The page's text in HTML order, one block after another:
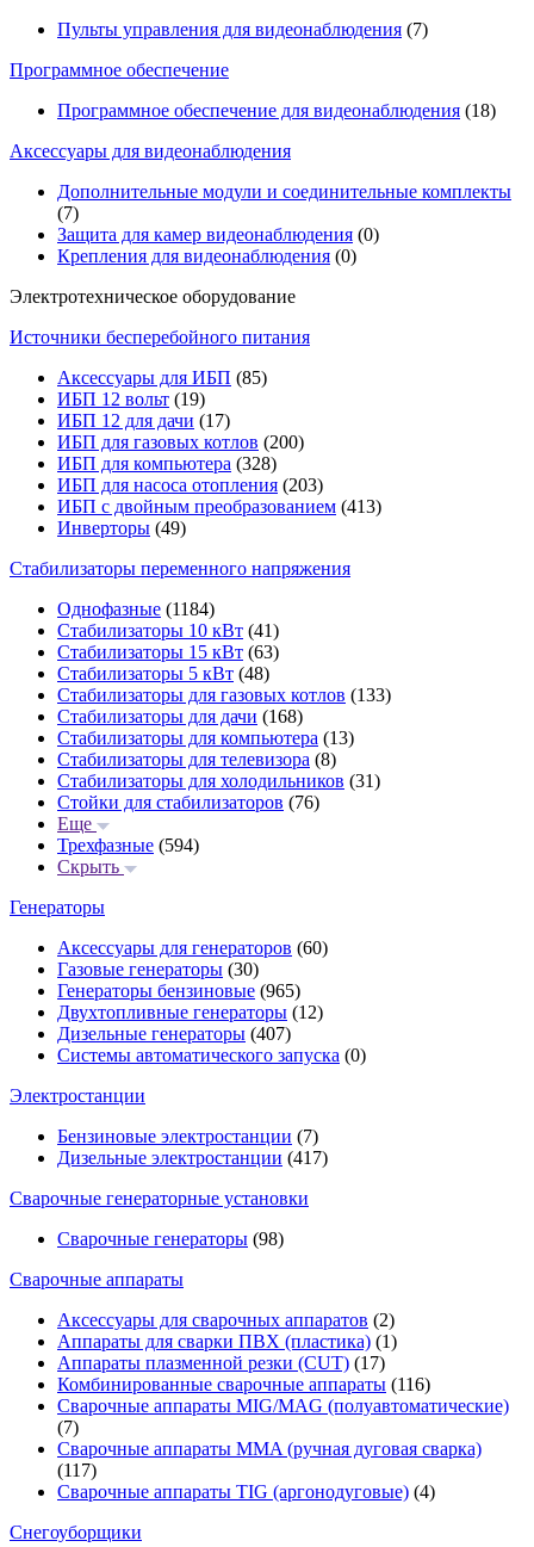
Пульты управления для видеонаблюдения (7)
Программное обеспечение
Программное обеспечение для видеонаблюдения (18)
Аксессуары для видеонаблюдения
Дополнительные модули и соединительные комплекты
(7)
Защита для камер видеонаблюдения (0)
Крепления для видеонаблюдения (0)
Электротехническое оборудование
Источники бесперебойного питания
Аксессуары для ИБП (85)
ИБП 12 вольт (19)
ИБП 12 для дачи (17)
ИБП для газовых котлов (200)
ИБП для компьютера (328)
ИБП для насоса отопления (203)
ИБП с двойным преобразованием (413)
Инверторы (49)
Стабилизаторы переменного напряжения
Однофазные (1184)
Стабилизаторы 10 кВт (41)
Стабилизаторы 15 кВт (63)
Стабилизаторы 5 кВт (48)
Стабилизаторы для газовых котлов (133)
Стабилизаторы для дачи (168)
Стабилизаторы для компьютера (13)
Стабилизаторы для телевизора (8)
Стабилизаторы для холодильников (31)
Стойки для стабилизаторов (76)
Еще
Трехфазные (594)
Скрыть
Генераторы
Аксессуары для генераторов (60)
Газовые генераторы (30)
Генераторы бензиновые (965)
Двухтопливные генераторы (12)
Дизельные генераторы (407)
Системы автоматического запуска (0)
Электростанции
Бензиновые электростанции (7)
Дизельные электростанции (417)
Сварочные генераторные установки
Сварочные генераторы (98)
Сварочные аппараты
Аксессуары для сварочных аппаратов (2)
Аппараты для сварки ПВХ (пластика) (1)
Аппараты плазменной резки (CUT) (17)
Комбинированные сварочные аппараты (116)
Сварочные аппараты MIG/MAG (полуавтоматические)
(7)
Сварочные аппараты MMA (ручная дуговая сварка)
(117)
Сварочные аппараты TIG (аргонодуговые) (4)
Снегоуборщики